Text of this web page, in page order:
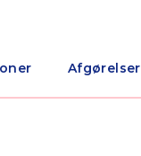
Afgørelser